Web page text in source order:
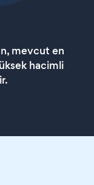
mevcut en
hacimli